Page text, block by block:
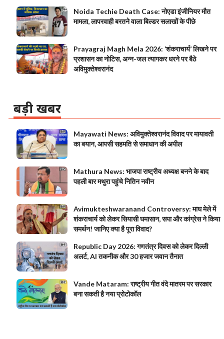
Noida Techie Death Case: नोएडा इंजीनियर मौत
मामला, लापरवाही बरतने वाला बिल्डर सलाखों के पीछे
Prayagraj Magh Mela 2026: ‘शंकराचार्य’ लिखने पर
प्रशासन का नोटिस, अन्न-जल त्यागकर धरने पर बैठे
अविमुक्तेश्वरानंद
बड़ी खबर
Mayawati News: अविमुक्तेश्वरानंद विवाद पर मायावती
का बयान, आपसी सहमति से समाधान की अपील
Mathura News: भाजपा राष्ट्रीय अध्यक्ष बनने के बाद
पहली बार मथुरा पहुंचे नितिन नवीन
Avimukteshwaranand Controversy: माघ मेले में
शंकराचार्य को लेकर सियासी घमासान, सपा और कांग्रेस ने किया
समर्थन! जानिए क्या है पूरा विवाद?
Republic Day 2026: गणतंत्र दिवस को लेकर दिल्ली
अलर्ट, AI तकनीक और 30 हजार जवान तैनात
Vande Mataram: राष्ट्रीय गीत वंदे मातरम पर सरकार
बना सकती है नया प्रोटोकॉल